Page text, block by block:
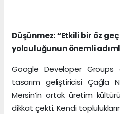
Düşünmez: “Etkili bir öz
yolculuğunun önemli
Google Developer Groups
tasarım geliştiricisi Çağla
Mersin’in ortak üretim
dikkat çekti. Kendi